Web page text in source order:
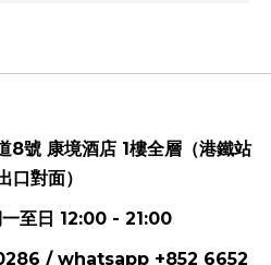
8號 康境酒店 1樓全層（港鐵站
口對面）
至日 12:00 - 21:00
/ whatsapp +852 6652